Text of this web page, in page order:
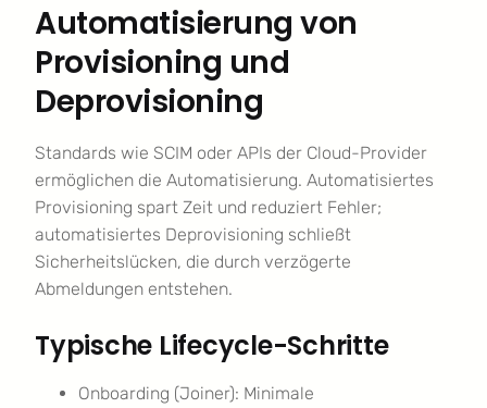
Automatisierung von
Provisioning und
Deprovisioning
Standards wie SCIM oder APIs der Cloud-Provider
ermöglichen die Automatisierung. Automatisiertes
Provisioning spart Zeit und reduziert Fehler;
automatisiertes Deprovisioning schließt
Sicherheitslücken, die durch verzögerte
Abmeldungen entstehen.
Typische Lifecycle-Schritte
Onboarding (Joiner): Minimale